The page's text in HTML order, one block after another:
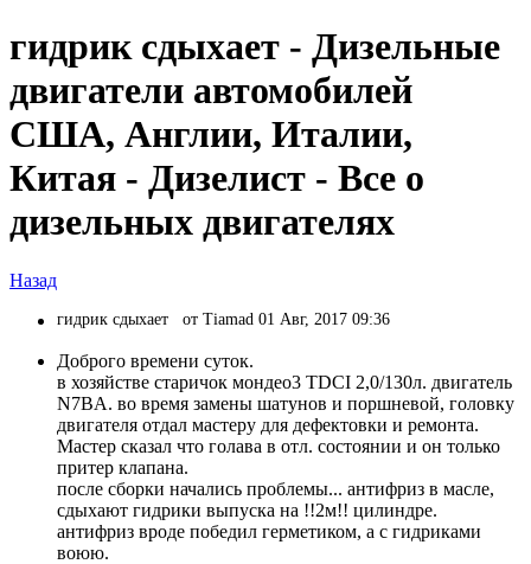
гидрик сдыхает - Дизельные
двигатели автомобилей
США, Англии, Италии,
Китая - Дизелист - Все о
дизельных двигателях
Назад
гидрик сдыхает от Tiamad 01 Авг, 2017 09:36
Доброго времени суток.
в хозяйстве старичок мондео3 TDCI 2,0/130л. двигатель
N7BA. во время замены шатунов и поршневой, головку
двигателя отдал мастеру для дефектовки и ремонта.
Мастер сказал что голава в отл. состоянии и он только
притер клапана.
после сборки начались проблемы... антифриз в масле,
сдыхают гидрики выпуска на !!2м!! цилиндре.
антифриз вроде победил герметиком, а с гидриками
воюю.